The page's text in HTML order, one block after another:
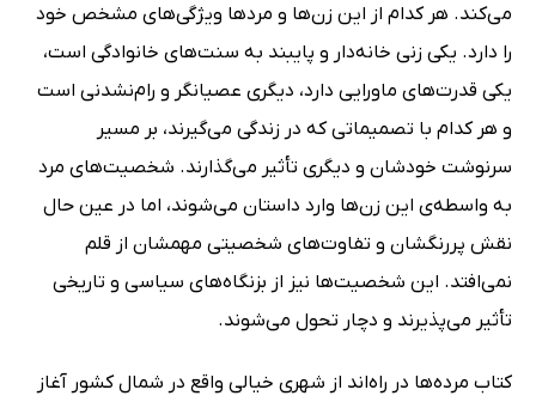
می‌کند. هر کدام از این زن‌ها و مردها ویژگی‌های مشخص خود
را دارد. یکی زنی خانه‌دار و پایبند به سنت‌های خانوادگی است،
یکی قدرت‌های ماورایی دارد، دیگری عصیانگر و رام‌نشدنی است
و هر کدام با تصمیماتی که در زندگی می‌گیرند، بر مسیر
سرنوشت خودشان و دیگری تأثیر می‌گذارند. شخصیت‌های مرد
به واسطه‌ی این زن‌ها وارد داستان می‌شوند، اما در عین حال
نقش پررنگشان و تفاوت‌های شخصیتی مهمشان از قلم
نمی‌افتد. این شخصیت‌ها نیز از بزنگاه‌های سیاسی و تاریخی
تأثیر می‌پذیرند و دچار تحول می‌شوند.
کتاب مرده‌ها در راه‌اند از شهری خیالی واقع در شمال کشور آغاز